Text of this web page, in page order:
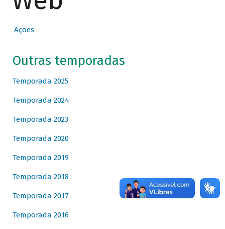
Ações
Outras temporadas
Temporada 2025
Temporada 2024
Temporada 2023
Temporada 2020
Temporada 2019
Temporada 2018
Temporada 2017
Temporada 2016